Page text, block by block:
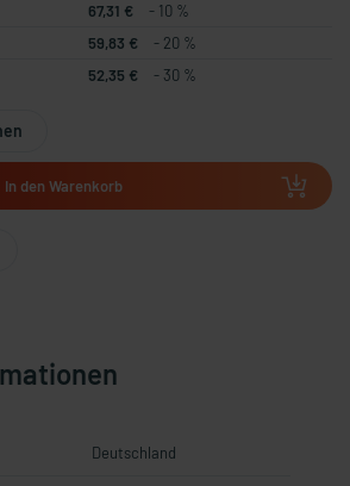
67,31 €
- 10 %
59,83 €
- 20 %
52,35 € - 30 %
In den Warenkorb
Deutschland